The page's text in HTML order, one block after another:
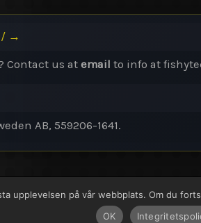
→
Contact us at email to info at
AB, 559206-1641.
upplevelsen på vår webbplats. Om du
OK